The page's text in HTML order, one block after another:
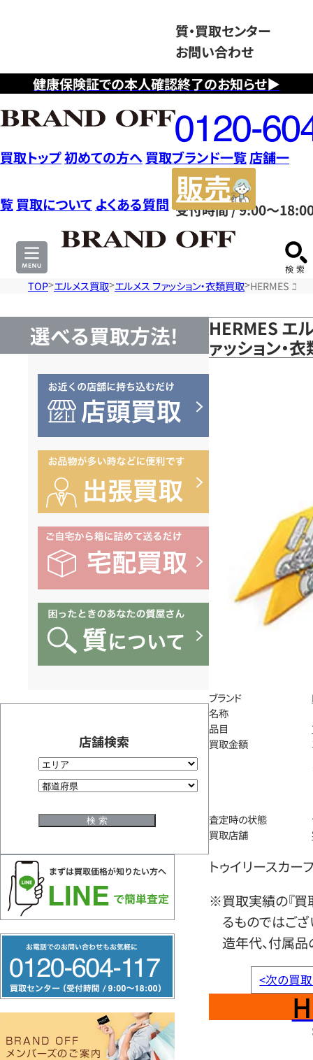
健康保険証での本人確認終了のお知らせ▶
質・買取センター
お問い合わせ
フ
リ
ー
ダ
イ
ヤ
ル
0120604117
受付時間 / 9:00～
買取トップ初めての方へ 買取ブランド一覧店舗一
覧 買取について よくある質問
サ
TOP エルメス買取 エルメス ファッション・衣類買取 HERMES エル
選べる買取方法!
店舗検索
リ
ー
ヤ
HERMES エ
ァッション・
ブランド
名称
品目
買取金額
査定時の状態
買取店舗
トゥイリースカーフ
※買取実績の『買
るものではござ
造年代、付属品
<次の買